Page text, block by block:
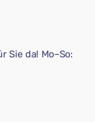
Sie da! Mo–So: